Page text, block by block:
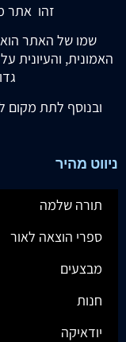
זהו אתר
שמו של האתר
האמונית, והעיונית
ובנוסף לתת
ניווט מהיר
תורה שלמה
ספרי הוצאה לאור
מבצעים
חנות
יודאיקה